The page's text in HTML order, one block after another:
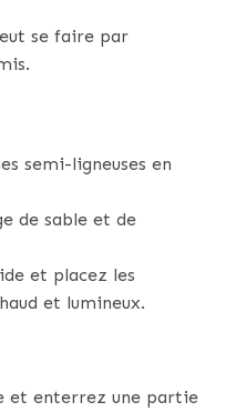
se faire par
semi-ligneuses en
de sable et de
et placez les
et lumineux.
et enterrez une partie